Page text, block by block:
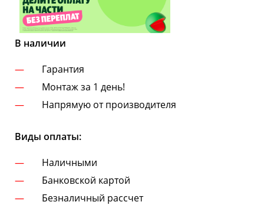
В наличии
Гарантия
Монтаж за 1 день!
Напрямую от производителя
Виды оплаты:
Наличными
Банковской картой
Безналичный рассчет